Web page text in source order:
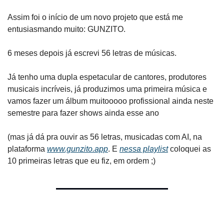
Assim foi o início de um novo projeto que está me
entusiasmando muito: GUNZITO.
6 meses depois já escrevi 56 letras de músicas.
Já tenho uma dupla espetacular de cantores, produtores
musicais incríveis, já produzimos uma primeira música e
vamos fazer um álbum muitooooo profissional ainda neste
semestre para fazer shows ainda esse ano
(mas já dá pra ouvir as 56 letras, musicadas com AI, na
plataforma www.gunzito.app. E nessa playlist coloquei as
10 primeiras letras que eu fiz, em ordem ;)